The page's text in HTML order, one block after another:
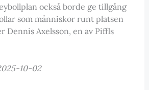
också borde ge tillgång
som människor runt platsen
Dennis Axelsson, en av Piffls
10-02